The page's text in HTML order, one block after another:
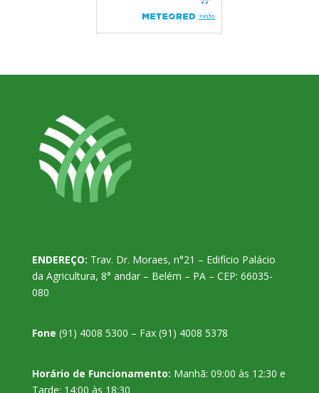
ENDEREÇO: Trav. Dr. Moraes, n°21 – Edifício Palácio
da Agricultura, 8° andar – Belém – PA – CEP: 66035-
080
Fone (91) 4008 5300 – Fax (91) 4008 5378
Horário de Funcionamento: Manhã: 09:00 às 12:30 e
Tarde: 14:00 às 18:30